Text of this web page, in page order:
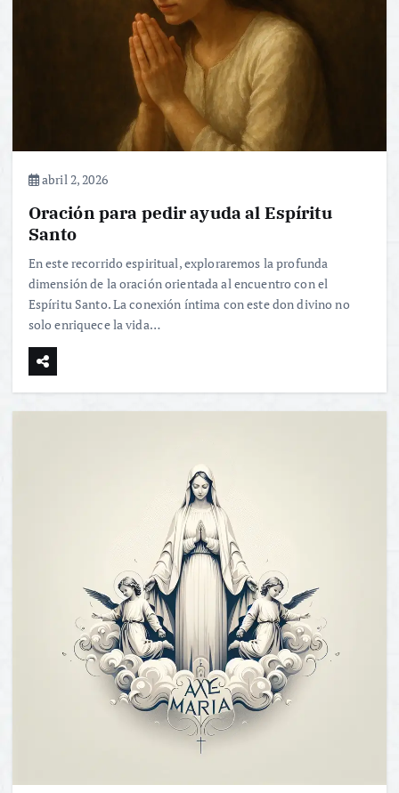
abril 2, 2026
Oración para pedir ayuda al Espíritu
Santo
En este recorrido espiritual, exploraremos la profunda
dimensión de la oración orientada al encuentro con el
Espíritu Santo. La conexión íntima con este don divino no
solo enriquece la vida…